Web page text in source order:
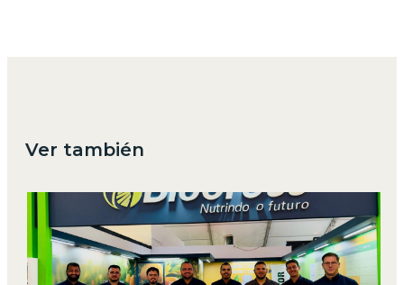
Ver también